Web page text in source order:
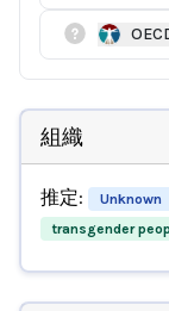
組織
推定: Unknown
transgender